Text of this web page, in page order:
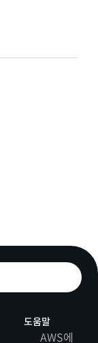
도움말
AWS에